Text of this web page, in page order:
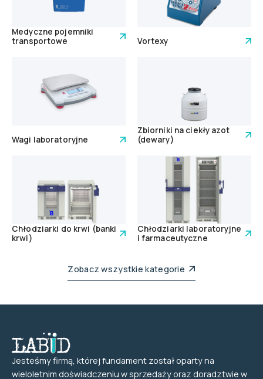
Medyczne pojemniki
transportowe
Vortexy
Wagi laboratoryjne
Zbiorniki na ciekły azot
(dewary)
Chłodziarki do krwi (banki
krwi)
Chłodziarki laboratoryjne
i farmaceutyczne
Zobacz wszystkie kategorie
Jesteśmy firmą, której fundament został oparty na
wieloletnim doświadczeniu w sprzedaży oraz doradztwie w